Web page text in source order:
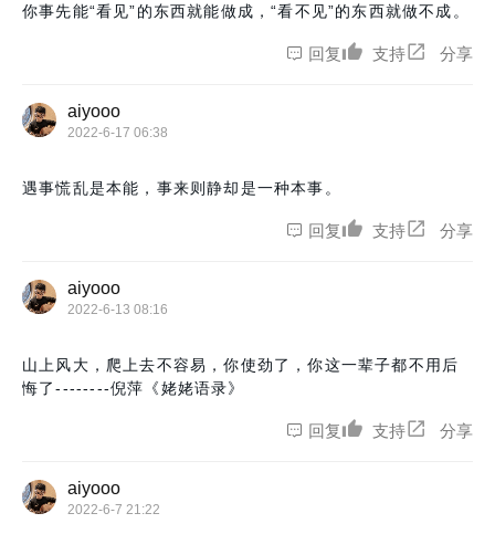
你事先能“看见”的东西就能做成，“看不见”的东西就做不成。
回复 支持 分享
aiyooo
2022-6-17 06:38
遇事慌乱是本能，事来则静却是一种本事。
回复 支持 分享
aiyooo
2022-6-13 08:16
山上风大，爬上去不容易，你使劲了，你这一辈子都不用后
悔了--------倪萍《姥姥语录》
回复 支持 分享
aiyooo
2022-6-7 21:22